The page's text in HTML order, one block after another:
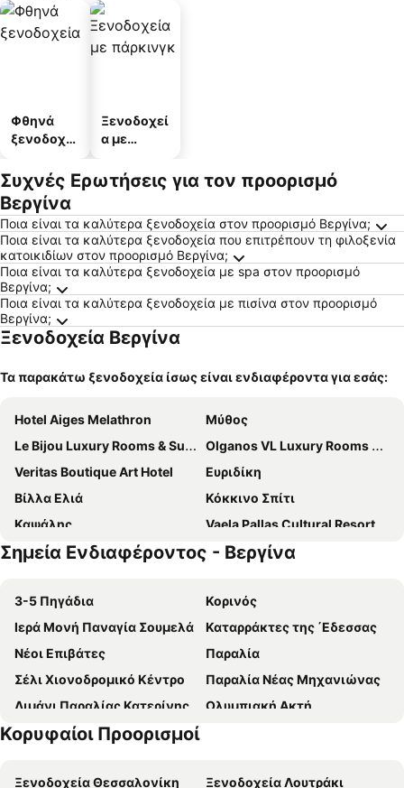
Φθηνά
ξενοδοχεί
Ξενοδοχεί
α με
Συχνές Ερωτήσεις για τον προορισμό
Βεργίνα
Ποια είναι τα καλύτερα ξενοδοχεία στον προορισμό Βεργίνα;
Ποια είναι τα καλύτερα ξενοδοχεία που επιτρέπουν τη φιλοξενία
κατοικιδίων στον προορισμό Βεργίνα;
Ποια είναι τα καλύτερα ξενοδοχεία με spa στον προορισμό
Βεργίνα;
Ποια είναι τα καλύτερα ξενοδοχεία με πισίνα στον προορισμό
Βεργίνα;
Ξενοδοχεία Βεργίνα
Τα παρακάτω ξενοδοχεία ίσως είναι ενδιαφέροντα για εσάς:
Hotel Aiges Melathron
Μύθος
Le Bijou Luxury Rooms & Suites
Olganos VL Luxury Rooms & Suites
Veritas Boutique Art Hotel
Ευριδίκη
Βίλλα Ελιά
Κόκκινο Σπίτι
Καψάλης
Vaela Pallas Cultural Resort & Spa
Aigon Hotel
Ξενώνας Ολυμπία
Atrion Highland Hotel
Παραδοσιακός Ξενώνας Πετροπαναγιά
Estate Kalaitzis
Αρχοντικό Δήμητρα
Λοζίτσι
Νικέλλη
Σημεία Ενδιαφέροντος - Βεργίνα
3-5 Πηγάδια
Κορινός
Ιερά Μονή Παναγία Σουμελά
Καταρράκτες της ΄Εδεσσας
Νέοι Επιβάτες
Παραλία
Σέλι Χιονοδρομικό Κέντρο
Παραλία Νέας Μηχανιώνας
Λιμάνι Παραλίας Κατερίνης
Ολυμπιακή Ακτή
Βουνό Όλυμπος
Καλλιθέα
Σίνδος
Κορυφαίοι Προορισμοί
Ξενοδοχεία Θεσσαλονίκη
Ξενοδοχεία Λουτράκι